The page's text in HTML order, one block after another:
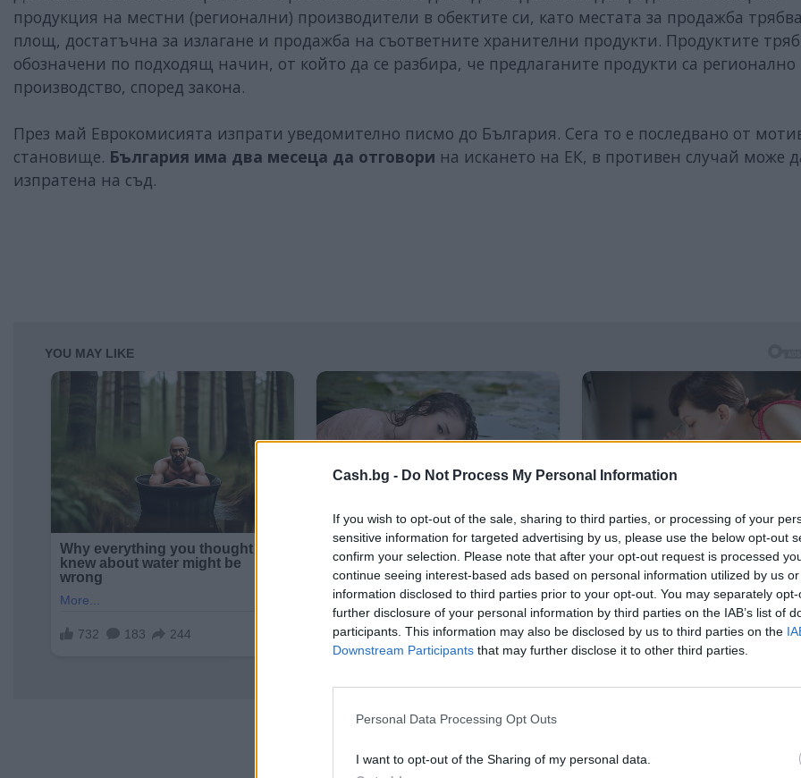
Cash.bg - Do Not Process My Personal Information
If you wish to opt-out of the sale, sharing to third parties, or processing of your
sensitive information for targeted advertising by us, please use the below opt-out
confirm your selection. Please note that after your opt-out request is processed
continue seeing interest-based ads based on personal information utilized by us
information disclosed to third parties prior to your opt-out. You may separately
further disclosure of your personal information by third parties on the IAB’s list of
participants. This information may also be disclosed by us to third parties on the
Downstream Participants that may further disclose it to other third parties.
Personal Data Processing Opt Outs
I want to opt-out of the Sharing of my personal data.
продукция на местни (регионални) производители в обектите си, като местата за продажба
площ, достатъчна за излагане и продажба на съответните хранителни продукти. Продуктите
обозначени по подходящ начин, от който да се разбира, че предлаганите продукти са регионално
производство, според закона.
През май Еврокомисията изпрати уведомително писмо до България. Сега то е последвано от
становище. България има два месеца да отговори на искането на ЕК, в противен случай може
изпратена на съд.